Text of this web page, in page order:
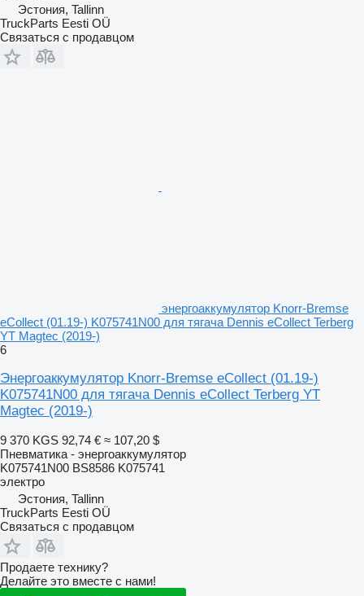
Эстония, Tallinn
TruckParts Eesti OÜ
Связаться с продавцом
энергоаккумулятор Knorr-Bremse
eCollect (01.19-) K075741N00 для тягача Dennis eCollect Terberg
YT Magtec (2019-)
6
Энергоаккумулятор Knorr-Bremse eCollect (01.19-)
K075741N00 для тягача Dennis eCollect Terberg YT
Magtec (2019-)
9 370 KGS 92,74 € ≈ 107,20 $
Пневматика - энергоаккумулятор
K075741N00 BS8586 K075741
электро
Эстония, Tallinn
TruckParts Eesti OÜ
Связаться с продавцом
Продаете технику?
Делайте это вместе с нами!